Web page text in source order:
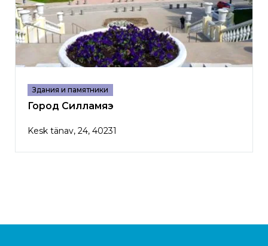
Здания и памятники
Город Силламяэ
Kesk tänav, 24, 40231